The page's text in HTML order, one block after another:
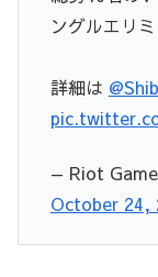
ングルエリ
詳細は
— Riot
October 24,